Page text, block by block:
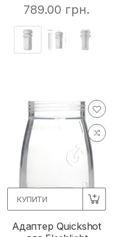
789.00 грн.
КУПИТИ
Адаптер Quickshot